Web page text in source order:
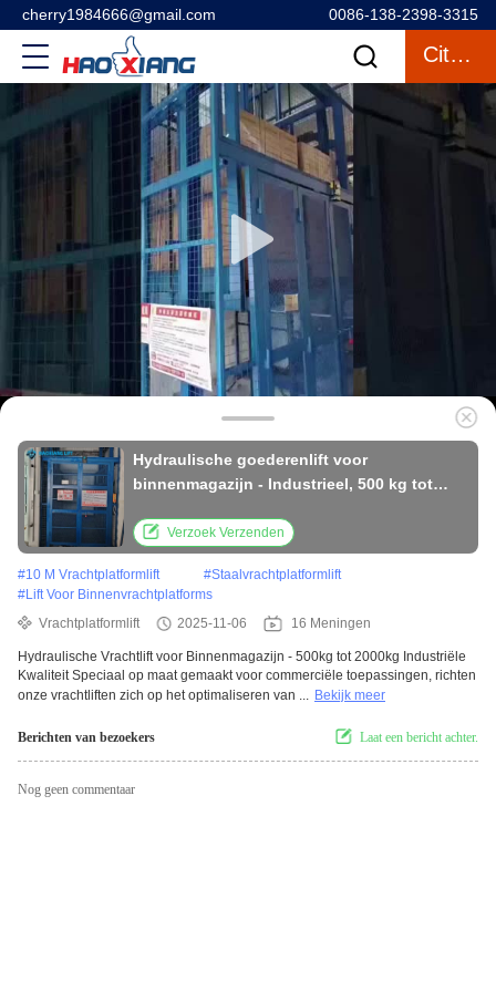
cherry1984666@gmail.com 0086-138-2398-3315
Citaat
Hydraulische goederenlift voor
binnenmagazijn - Industrieel, 500 kg tot
Verzoek Verzenden
#10 M Vrachtplatformlift #Staalvrachtplatformlift
#Lift Voor Binnenvrachtplatforms
Vrachtplatformlift
2025-11-06 16 Meningen
Hydraulische Vrachtlift voor Binnenmagazijn - 500kg tot 2000kg Industriële
Kwaliteit Speciaal op maat gemaakt voor commerciële toepassingen, richten
onze vrachtliften zich op het optimaliseren van ... Bekijk meer
Berichten van bezoekers Laat een bericht achter.
Nog geen commentaar